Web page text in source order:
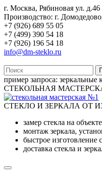
г. Москва, Рябиновая ул.
Производство: г.
+7 (926) 689 55 05
+7 (499) 390 54 18
+7 (926) 196 54 18
info@dm-steklo.ru
пример запроса: зеркальные
СТЕКОЛЬНАЯ
СТЕКЛО И ЗЕРКАЛА ОТ
замер стекла на объекте
монтаж зеркала,
быстрое изготовление
доставка стекла и